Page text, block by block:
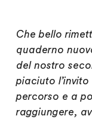
Che bello
quaderno
del nostro
piaciuto
percorso e a
raggiungere,